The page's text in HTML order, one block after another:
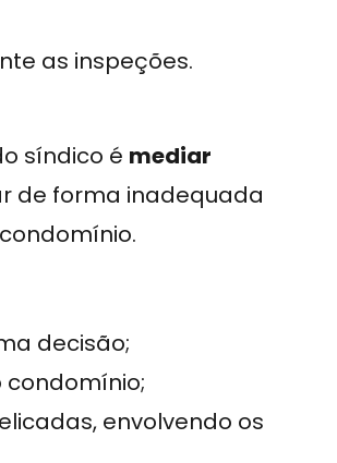
as inspeções.
síndico é mediar
de forma inadequada
decisão;
condomínio;
envolvendo os